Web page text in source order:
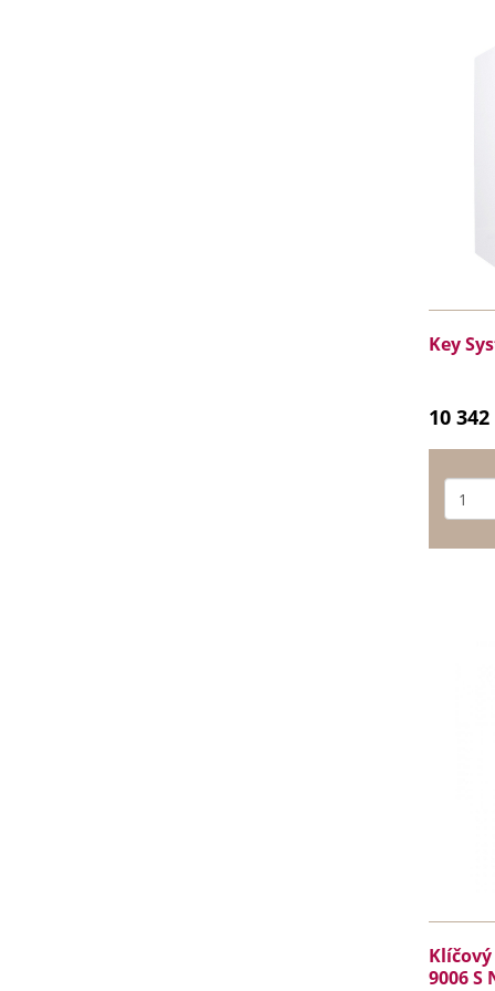
Key
10 342
9006 S